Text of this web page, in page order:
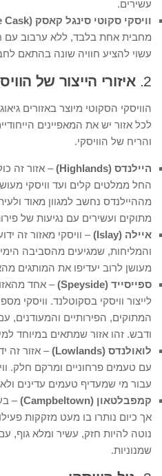
עשירים.
וויסקי סקוטי סינגל קאסק (Single Cask)
מחבית אחת בלבד, ללא ערבוב עם
עשוי להציע חוויה שונה בהתאם
2. איזורי הייצור של
הוויסקי הסקוטי מיוצר באזורים
לכל אזור יש את המאפיינים
והריח של הוויסקי.
היילנדס (Highlands)
– אזור זה
החל ממלטים קלים ועד וויסקי
מההיילנדס נחשב למגוון מאוד
מתוקים ועשירים עם נגיעות של
איילה (Islay)
– וויסקי מאזור זה
והמליחות, שמגיעים מהסביבה
מעושן לרוב יעדיפו את המותגים
ספייסייד (Speyside)
– אחד
לייצור וויסקי בסקוטלנד. וויסקי
המתוקים, הפירותיים והמעודנים,
ודבש. זהו אזור שמתאים במיוחד למי
לואולנדס (Lowlands)
– אזור זה
עם טעמים פרחוניים ומרקם חלק.
עבור מי שמעדיף טעמים עדינים
קמפבלטאון (Campbeltown)
–
אך כיום נותרו בו מעט מזקקות
נוטה להיות חזק, עשיר ומלא גוף,
שמנוניות.